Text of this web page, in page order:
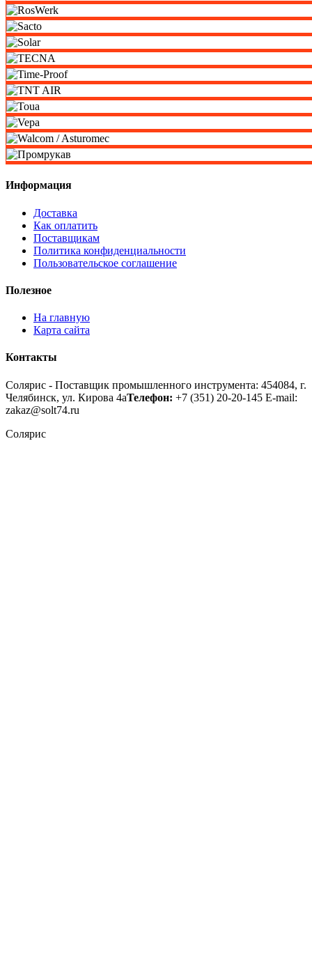
Информация
Доставка
Как оплатить
Поставщикам
Политика конфиденциальности
Пользовательское соглашение
Полезное
На главную
Карта сайта
Контакты
Солярис - Поставщик промышленного инструмента: 454084, г.
Челябинск, ул. Кирова 4аТелефон: +7 (351) 20-20-145 E-mail:
zakaz@solt74.ru
Солярис